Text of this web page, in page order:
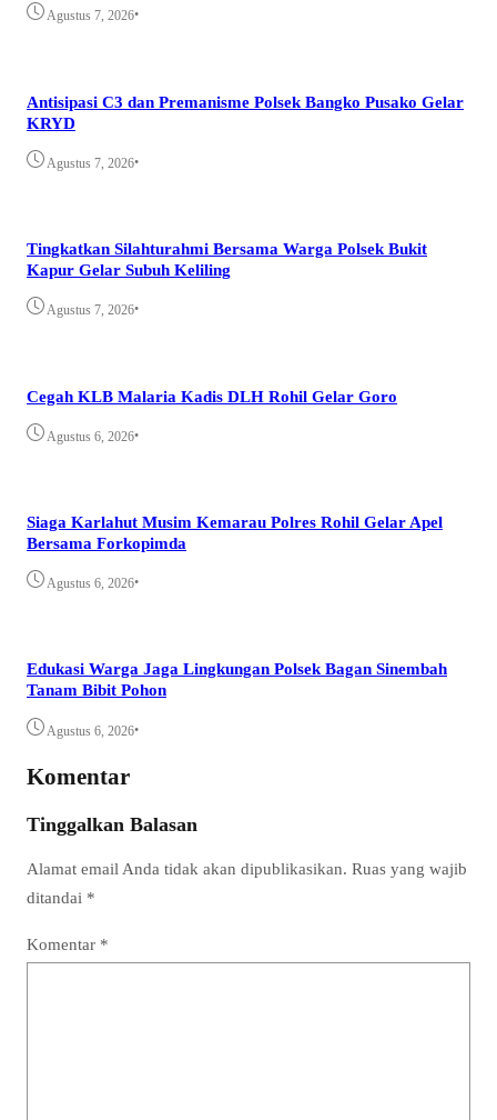
Agustus 7, 2026•
Antisipasi C3 dan Premanisme Polsek Bangko Pusako Gelar
KRYD
Agustus 7, 2026•
Tingkatkan Silahturahmi Bersama Warga Polsek Bukit
Kapur Gelar Subuh Keliling
Agustus 7, 2026•
Cegah KLB Malaria Kadis DLH Rohil Gelar Goro
Agustus 6, 2026•
Siaga Karlahut Musim Kemarau Polres Rohil Gelar Apel
Bersama Forkopimda
Agustus 6, 2026•
Edukasi Warga Jaga Lingkungan Polsek Bagan Sinembah
Tanam Bibit Pohon
Agustus 6, 2026•
Komentar
Tinggalkan Balasan
Alamat email Anda tidak akan dipublikasikan. Ruas yang wajib
ditandai *
Komentar *